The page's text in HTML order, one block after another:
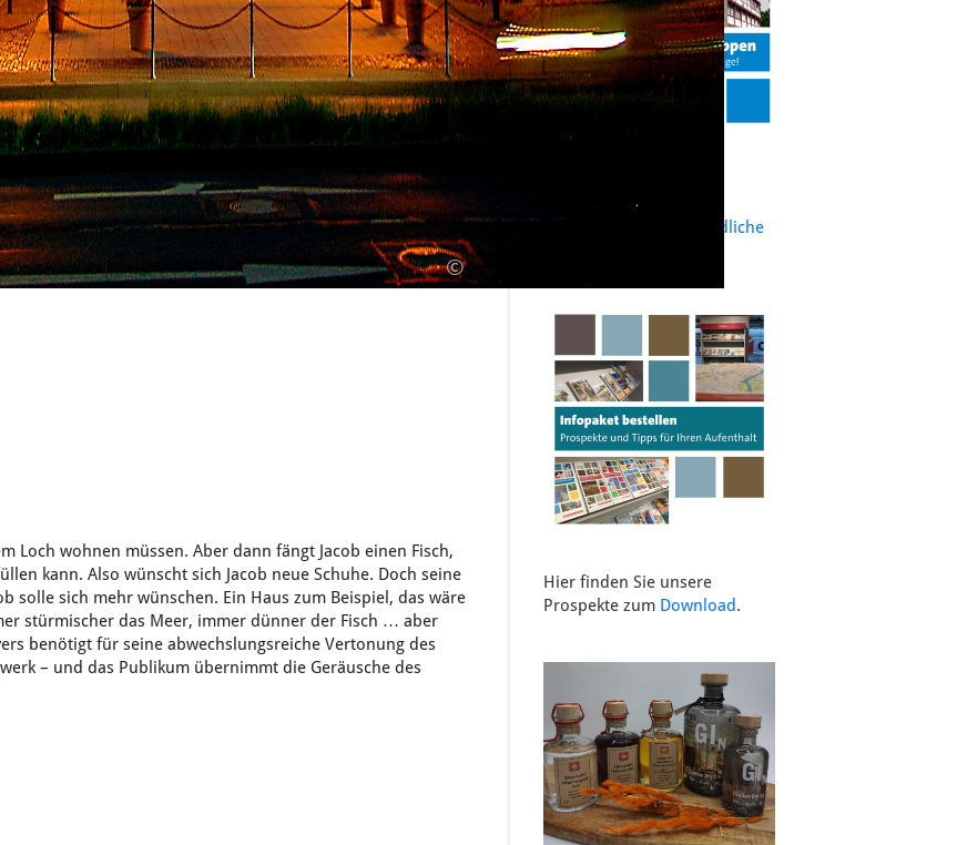
©
Loch wohnen müssen. Aber dann fängt Jacob einen Fisch,
kann. Also wünscht sich Jacob neue Schuhe. Doch seine
solle sich mehr wünschen. Ein Haus zum Beispiel, das wäre
stürmischer das Meer, immer dünner der Fisch … aber
benötigt für seine abwechslungsreiche Vertonung des
– und das Publikum übernimmt die Geräusche des
Hier kommen Sie zum
Formular für die verbindliche
Hier finden Sie unsere
Prospekte zum Download.